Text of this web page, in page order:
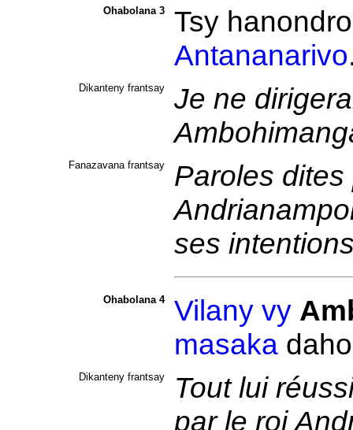
Ohabolana 3
Tsy
Antananarivo
Dikanteny frantsay
Je ne
Fanazavana frantsay
Paroles
ses
Ohabolana 4 Vilany vy
masaka
Dikanteny frantsay
Tout lui
par le roi